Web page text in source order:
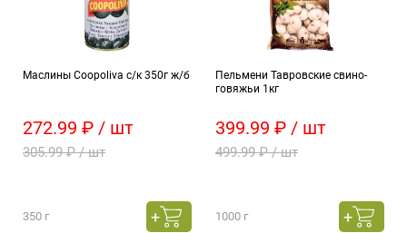
Маслины Coopoliva с/к 350г ж/б
272.99 ₽ / шт
305.99 ₽ / шт
350 г
Пельмени Тавровские свино-
говяжьи 1кг
399.99 ₽ / шт
499.99 ₽ / шт
1000 г